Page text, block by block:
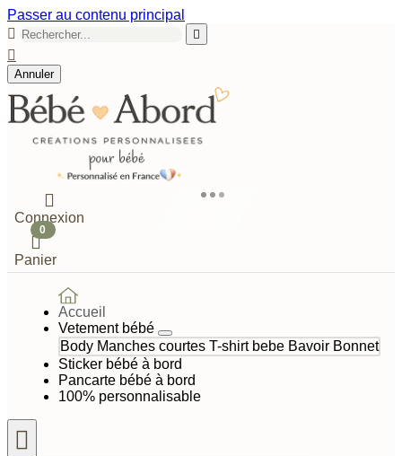
Passer au contenu principal



Annuler

Connexion

0
Panier
Accueil
Vetement bébé
Body Manches courtes T-shirt bebe Bavoir Bonnet
Sticker bébé à bord
Pancarte bébé à bord
100% personnalisable
